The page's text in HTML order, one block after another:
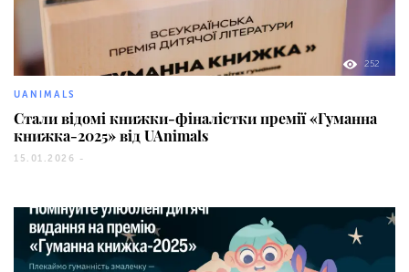
252
UANIMALS
Стали відомі книжки-фіналістки премії «Гуманна
книжка-2025» від UAnimals
15.01.2026 -